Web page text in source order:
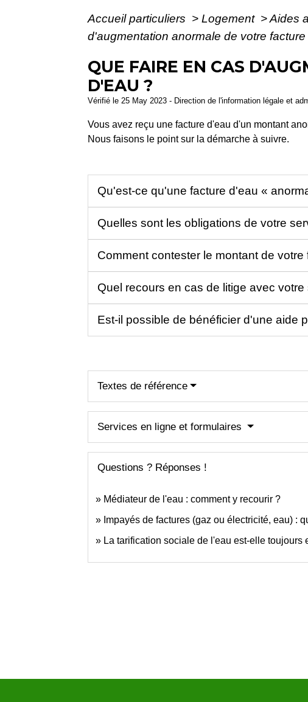
Accueil particuliers > Logement >Aides
d'augmentation anormale de votre
QUE FAIRE EN CAS
D'EAU ?
Vérifié le 25 May 2023 - Direction de l'information légale et
Vous avez reçu une facture d'eau d'un montant
Nous faisons le point sur la démarche à suivre.
Qu'est-ce qu'une facture d'eau «
Quelles sont les obligations de votre
Comment contester le montant de votre
Quel recours en cas de litige avec
Est-il possible de bénéficier d'une aide
Textes de référence
Services en ligne et formulaires
Questions ? Réponses !
Médiateur de l'eau : comment y recourir ?
Impayés de factures (gaz ou électricité, eau) :
La tarification sociale de l'eau est-elle toujours